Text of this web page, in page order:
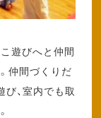
遊びへと仲間
仲間づくりだ
、室内でも取